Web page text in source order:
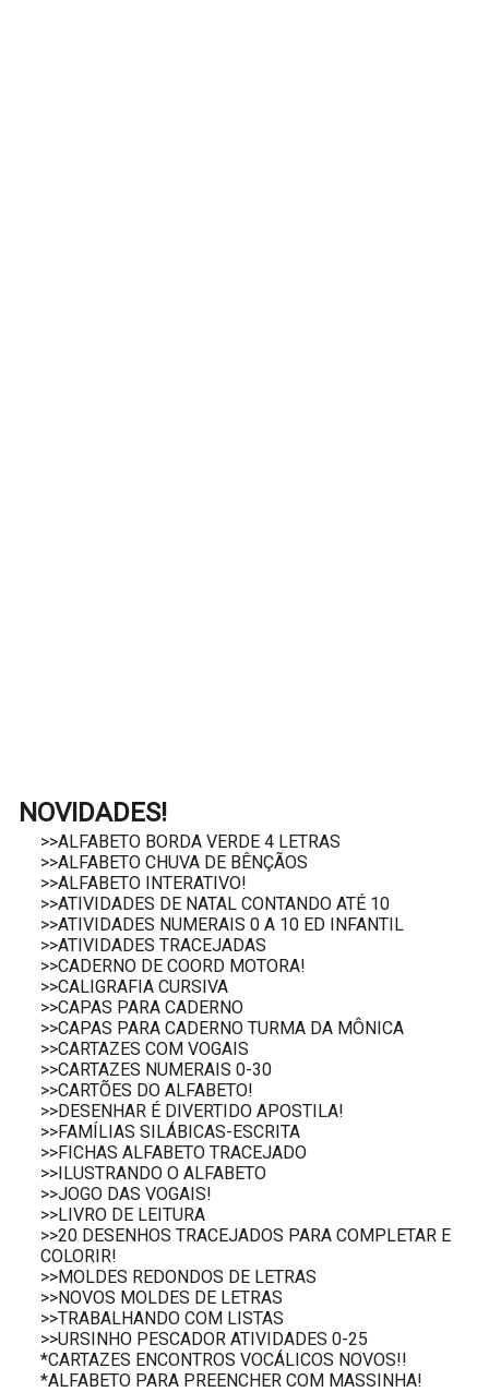
NOVIDADES!
>>ALFABETO BORDA VERDE 4 LETRAS
>>ALFABETO CHUVA DE BÊNÇÃOS
>>ALFABETO INTERATIVO!
>>ATIVIDADES DE NATAL CONTANDO ATÉ 10
>>ATIVIDADES NUMERAIS 0 A 10 ED INFANTIL
>>ATIVIDADES TRACEJADAS
>>CADERNO DE COORD MOTORA!
>>CALIGRAFIA CURSIVA
>>CAPAS PARA CADERNO
>>CAPAS PARA CADERNO TURMA DA MÔNICA
>>CARTAZES COM VOGAIS
>>CARTAZES NUMERAIS 0-30
>>CARTÕES DO ALFABETO!
>>DESENHAR É DIVERTIDO APOSTILA!
>>FAMÍLIAS SILÁBICAS-ESCRITA
>>FICHAS ALFABETO TRACEJADO
>>ILUSTRANDO O ALFABETO
>>JOGO DAS VOGAIS!
>>LIVRO DE LEITURA
>>20 DESENHOS TRACEJADOS PARA COMPLETAR E
COLORIR!
>>MOLDES REDONDOS DE LETRAS
>>NOVOS MOLDES DE LETRAS
>>TRABALHANDO COM LISTAS
>>URSINHO PESCADOR ATIVIDADES 0-25
*CARTAZES ENCONTROS VOCÁLICOS NOVOS!!
*ALFABETO PARA PREENCHER COM MASSINHA!